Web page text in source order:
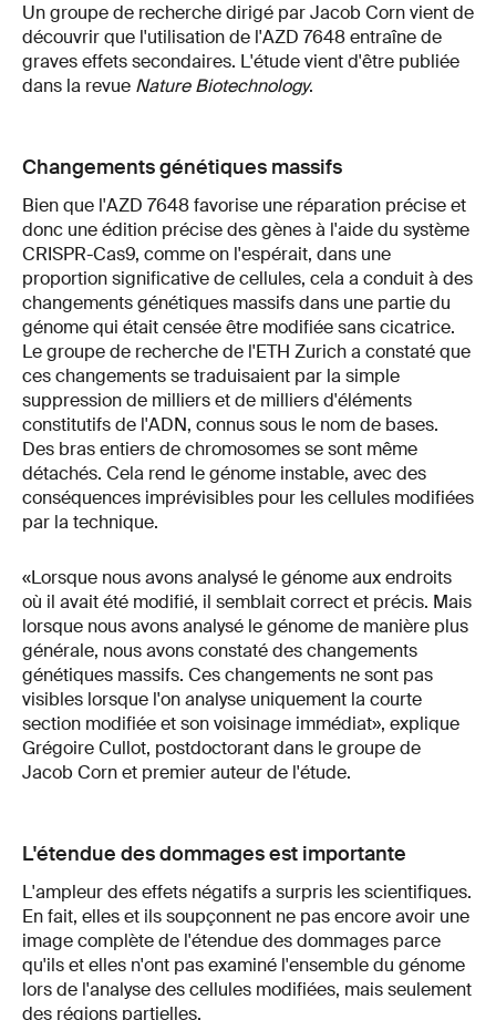
Un groupe de recherche dirigé par Jacob Corn vient de
découvrir que l'utilisation de l'AZD 7648 entraîne de
graves effets secondaires. L'étude vient d'être publiée
dans la revue Nature Biotechnology.
Changements génétiques massifs
Bien que l'AZD 7648 favorise une réparation précise et
donc une édition précise des gènes à l'aide du système
CRISPR-Cas9, comme on l'espérait, dans une
proportion significative de cellules, cela a conduit à des
changements génétiques massifs dans une partie du
génome qui était censée être modifiée sans cicatrice.
Le groupe de recherche de l'ETH Zurich a constaté que
ces changements se traduisaient par la simple
suppression de milliers et de milliers d'éléments
constitutifs de l'ADN, connus sous le nom de bases.
Des bras entiers de chromosomes se sont même
détachés. Cela rend le génome instable, avec des
conséquences imprévisibles pour les cellules modifiées
par la technique.
«Lorsque nous avons analysé le génome aux endroits
où il avait été modifié, il semblait correct et précis. Mais
lorsque nous avons analysé le génome de manière plus
générale, nous avons constaté des changements
génétiques massifs. Ces changements ne sont pas
visibles lorsque l'on analyse uniquement la courte
section modifiée et son voisinage immédiat», explique
Grégoire Cullot, postdoctorant dans le groupe de
Jacob Corn et premier auteur de l'étude.
L'étendue des dommages est importante
L'ampleur des effets négatifs a surpris les scientifiques.
En fait, elles et ils soupçonnent ne pas encore avoir une
image complète de l'étendue des dommages parce
qu'ils et elles n'ont pas examiné l'ensemble du génome
lors de l'analyse des cellules modifiées, mais seulement
des régions partielles.